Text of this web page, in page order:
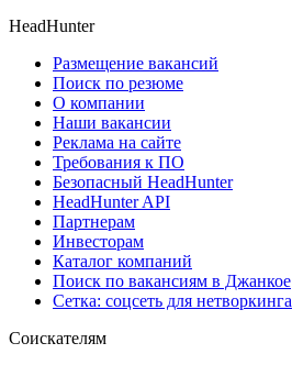
HeadHunter
Размещение вакансий
Поиск по резюме
О компании
Наши вакансии
Реклама на сайте
Требования к ПО
Безопасный HeadHunter
HeadHunter API
Партнерам
Инвесторам
Каталог компаний
Поиск по вакансиям в Джанкое
Сетка: соцсеть для нетворкинга
Соискателям